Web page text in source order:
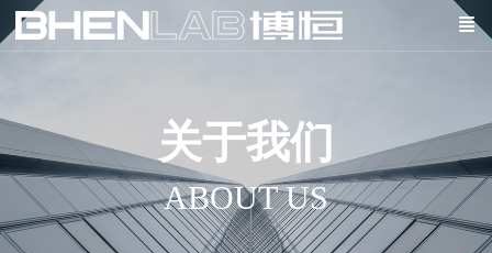
关于我们
ABOUT US